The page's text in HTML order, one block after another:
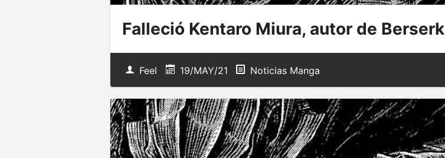
Falleció Kentaro Miura, autor de Berserk
Feel 19/MAY/21 Noticias Manga